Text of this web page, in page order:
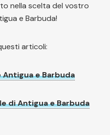
nella scelta del vostro
e Barbuda!
articoli:
e Barbuda
di Antigua e Barbuda